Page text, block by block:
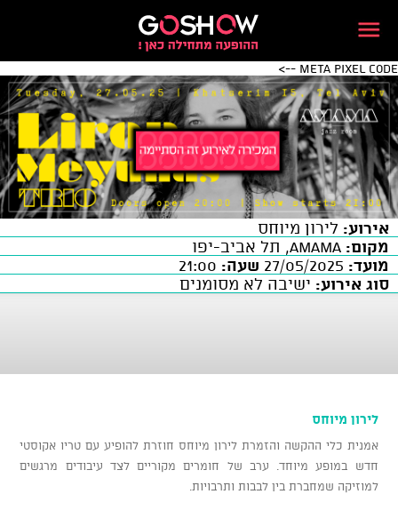
Meta Pixel Code -->
אירוע: לירון מיוחס
מקום:
מועד:
שעה:
סוג אירוע: ישיבה לא מסומנים
לירון מיוחס
אמנית כלי ההקשה והזמרת לירון מיוחס חוזרת להופיע עם טריו אקוסטי
חדש במופע מיוחד. ערב של חומרים מקוריים לצד עיבודים מרגשים
למוזיקה שמחברת בין לבבות ותרבויות.